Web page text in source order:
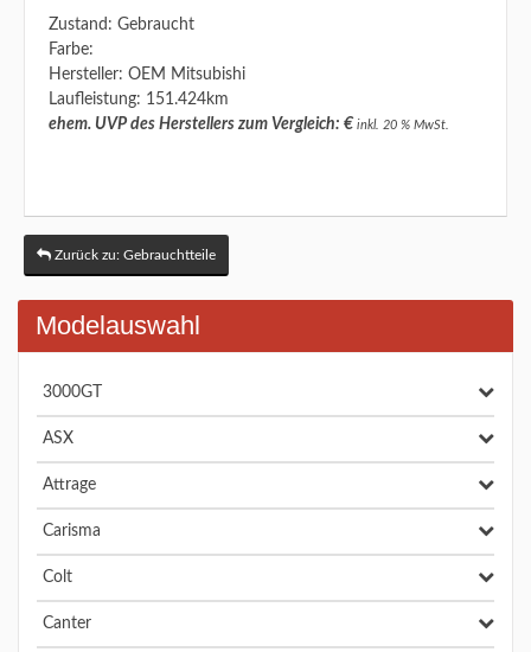
Zustand: Gebraucht
Farbe:
Hersteller: OEM Mitsubishi
Laufleistung: 151.424km
ehem. UVP des Herstellers zum Vergleich: € inkl. 20 % MwSt.
Zurück zu: Gebrauchtteile
Modelauswahl
3000GT
ASX
Attrage
Carisma
Colt
Canter